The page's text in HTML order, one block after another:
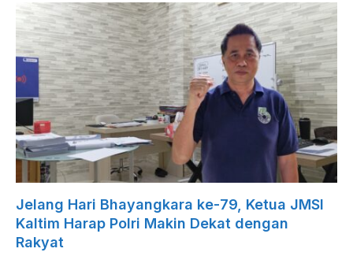
Jelang Hari Bhayangkara ke-79, Ketua JMSI
Kaltim Harap Polri Makin Dekat dengan
Rakyat